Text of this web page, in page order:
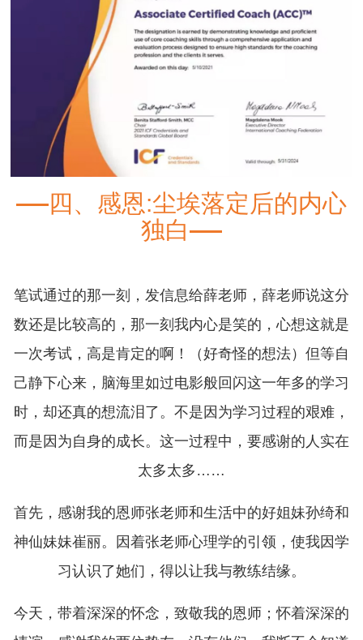
四、感恩:尘埃落定后的内心
独白
笔试通过的那一刻，发信息给薛老师，薛老师说这分
数还是比较高的，那一刻我内心是笑的，心想这就是
一次考试，高是肯定的啊！（好奇怪的想法）但等自
己静下心来，脑海里如过电影般回闪这一年多的学习
时，却还真的想流泪了。不是因为学习过程的艰难，
而是因为自身的成长。这一过程中，要感谢的人实在
太多太多……
首先，感谢我的恩师张老师和生活中的好姐妹孙绮和
神仙妹妹崔丽。因着张老师心理学的引领，使我因学
习认识了她们，得以让我与教练结缘。
今天，带着深深的怀念，致敬我的恩师；怀着深深的